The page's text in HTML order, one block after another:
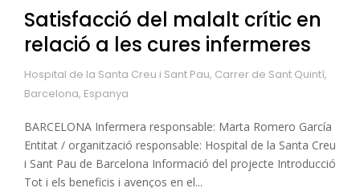
Satisfacció del malalt crític en
relació a les cures infermeres
Hospital de la Santa Creu i Sant Pau, Carrer de Sant Quintí,
Barcelona, Espanya
BARCELONA Infermera responsable: Marta Romero García
Entitat / organització responsable: Hospital de la Santa Creu
i Sant Pau de Barcelona Informació del projecte Introducció
Tot i els beneficis i avenços en el...